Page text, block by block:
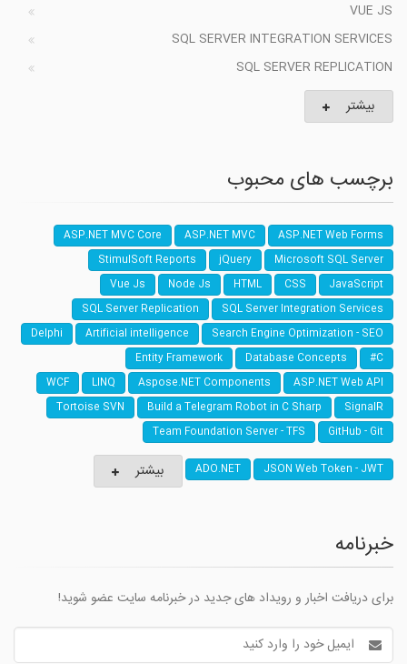
VUE JS
SQL SERVER INTEGRATION SERVICES
SQL SERVER REPLICATION
بیشتر
برچسب های محبوب
ASP.NET Web Forms
ASP.NET MVC
ASP.NET MVC Core
Microsoft SQL Server
jQuery
StimulSoft Reports
JavaScript
CSS
HTML
Node Js
Vue Js
SQL Server Integration Services
SQL Server Replication
Search Engine Optimization - SEO
Artificial intelligence
Delphi
C#
Database Concepts
Entity Framework
ASP.NET Web API
Aspose.NET Components
LINQ
WCF
SignalR
Build a Telegram Robot in C Sharp
Tortoise SVN
GitHub - Git
Team Foundation Server - TFS
JSON Web Token - JWT
ADO.NET بیشتر
خبرنامه
برای دریافت اخبار و رویداد های جدید در خبرنامه سایت عضو شوید!
آدرس
ایمیل